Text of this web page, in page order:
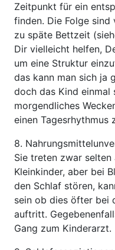
Zeitpunkt für ein
finden. Die Folge
zu späte Bettzeit
Dir vielleicht helfen,
um eine Struktur
das kann man sich ja
doch das Kind einmal
morgendliches
einen Tagesrhythmus
8.
Sie treten zwar
Kleinkinder, aber bei
den Schlaf stören,
sein ob dies öfter bei
auftritt.
Gang zum Kinderarzt.